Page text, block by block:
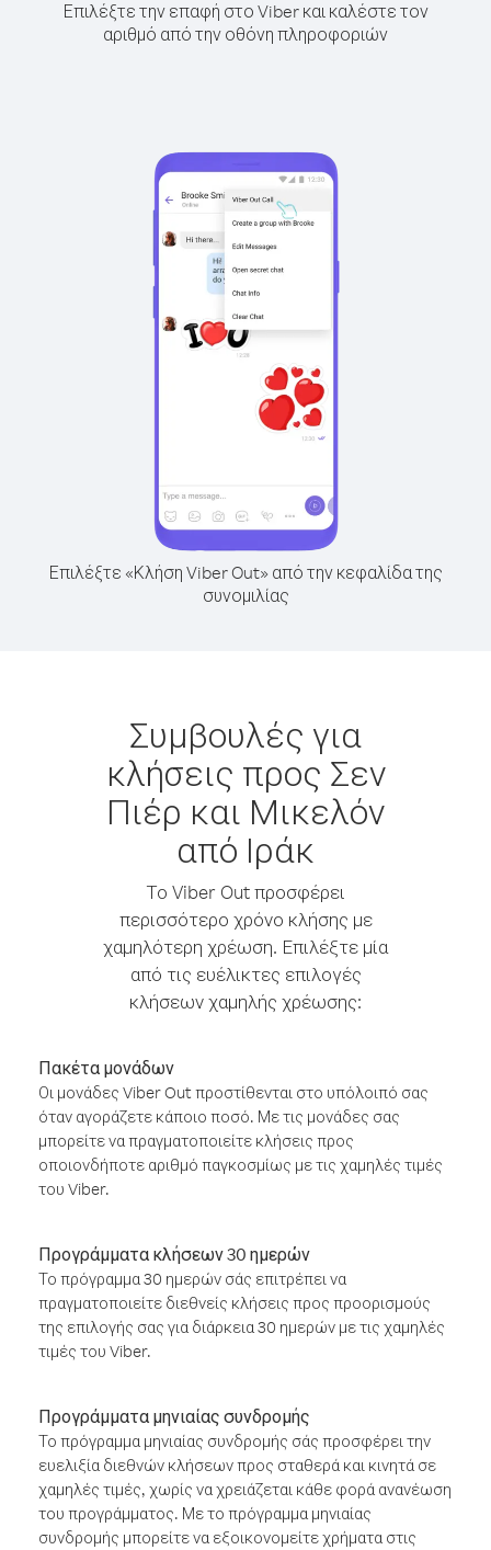
Επιλέξτε την επαφή στο Viber και καλέστε τον
αριθμό από την οθόνη πληροφοριών
Επιλέξτε «Κλήση Viber Out» από την κεφαλίδα της
συνομιλίας
Συμβουλές για
κλήσεις προς Σεν
Πιέρ και Μικελόν
από Ιράκ
Το Viber Out προσφέρει
περισσότερο χρόνο κλήσης με
χαμηλότερη χρέωση. Επιλέξτε μία
από τις ευέλικτες επιλογές
κλήσεων χαμηλής χρέωσης:
Πακέτα μονάδων
Οι μονάδες Viber Out προστίθενται στο υπόλοιπό σας
όταν αγοράζετε κάποιο ποσό. Με τις μονάδες σας
μπορείτε να πραγματοποιείτε κλήσεις προς
οποιονδήποτε αριθμό παγκοσμίως με τις χαμηλές τιμές
του Viber.
Προγράμματα κλήσεων 30 ημερών
Το πρόγραμμα 30 ημερών σάς επιτρέπει να
πραγματοποιείτε διεθνείς κλήσεις προς προορισμούς
της επιλογής σας για διάρκεια 30 ημερών με τις χαμηλές
τιμές του Viber.
Προγράμματα μηνιαίας συνδρομής
Το πρόγραμμα μηνιαίας συνδρομής σάς προσφέρει την
ευελιξία διεθνών κλήσεων προς σταθερά και κινητά σε
χαμηλές τιμές, χωρίς να χρειάζεται κάθε φορά ανανέωση
του προγράμματος. Με το πρόγραμμα μηνιαίας
συνδρομής μπορείτε να εξοικονομείτε χρήματα στις